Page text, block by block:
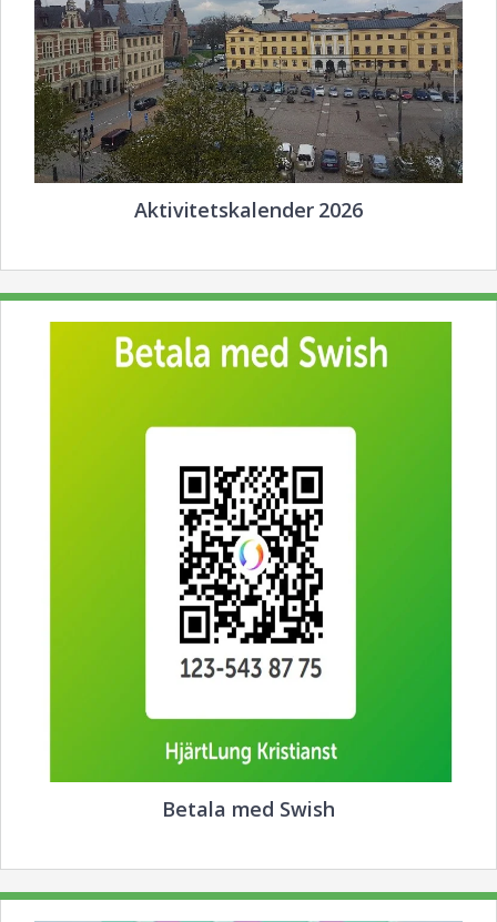
Aktivitetskalender 2026
Betala med Swish